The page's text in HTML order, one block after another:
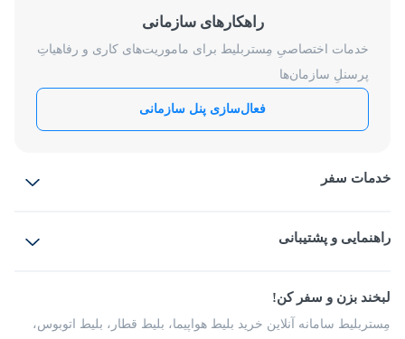
راهکارهای سازمانی
خدمات اختصاصیِ مِستربلیط برای ماموریت‌های کاری و رفاهیاتِ
پرسنلِ سازمان‌ها
فعال‌سازی پنل سازمانی
خدمات سفر
بلیط قطار
راهنمایی و پشتیبانی
شرایط و مقررات
راهکار سازمانی
فرصت‌های شغلی
لبخند بزن و سفر کن!
مِستربلیط سامانه آنلاین خرید بلیط هواپیما، بلیط قطار، بلیط اتوبوس،